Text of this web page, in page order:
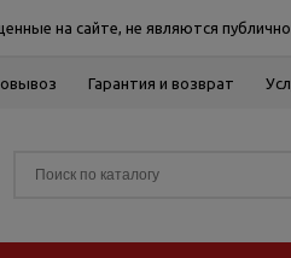
на сайте, не являются
Гарантия и возврат